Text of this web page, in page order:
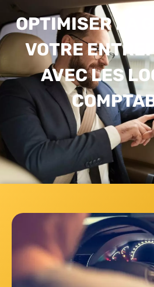
OPTIMISER LA
VOTRE
AVEC LES